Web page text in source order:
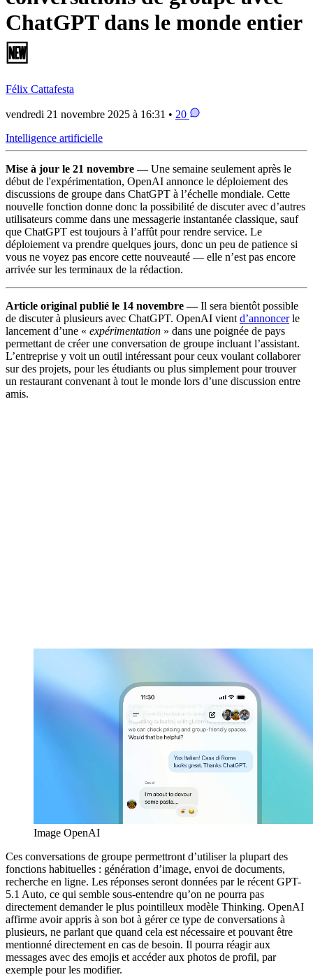
ChatGPT dans le monde entier
🆕
Félix Cattafesta
vendredi 21 novembre 2025 à 16:31 • 20
Intelligence artificielle
Mise à jour le 21 novembre —Une semaine seulement après le
début de l'expérimentation, OpenAI annonce le déploiement des
discussions de groupe dans ChatGPT à l’échelle mondiale. Cette
nouvelle fonction donne donc la possibilité de discuter avec d’autres
utilisateurs comme dans une messagerie instantanée classique, sauf
que ChatGPT est toujours à l’affût pour rendre service. Le
déploiement va prendre quelques jours, donc un peu de patience si
vous ne voyez pas encore cette nouveauté — elle n’est pas encore
arrivée sur les terminaux de la rédaction.
Article original publié le 14 novembre —Il sera bientôt possible
de discuter à plusieurs avec ChatGPT. OpenAI vient d’annoncerle
lancement d’une « expérimentation » dans une poignée de pays
permettant de créer une conversation de groupe incluant l’assistant.
L’entreprise y voit un outil intéressant pour ceux voulant collaborer
sur des projets, pour les étudiants ou plus simplement pour trouver
un restaurant convenant à tout le monde lors d’une discussion entre
amis.
Image OpenAI
Ces conversations de groupe permettront d’utiliser la plupart des
fonctions habituelles : génération d’image, envoi de documents,
recherche en ligne. Les réponses seront données par le récent GPT-
5.1 Auto, ce qui semble sous-entendre qu’on ne pourra pas
directement demander le plus pointilleux modèle Thinking. OpenAI
affirme avoir appris à son bot à gérer ce type de conversations à
plusieurs, ne parlant que quand cela est nécessaire et pouvant être
mentionné directement en cas de besoin. Il pourra réagir aux
messages avec des emojis et accéder aux photos de profil, par
exemple pour les modifier.